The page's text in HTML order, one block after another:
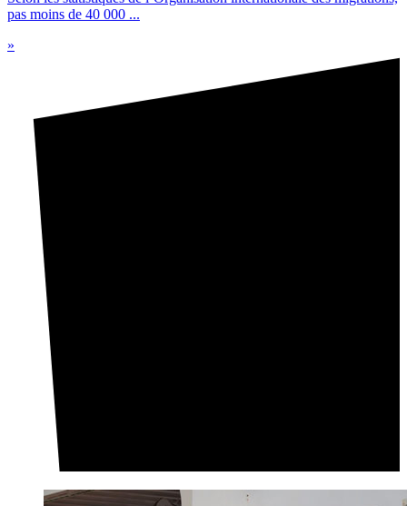
pas moins de 40 000 ...
»